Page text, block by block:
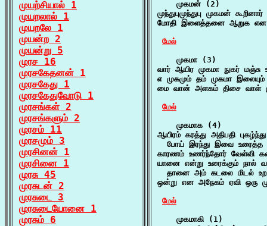
முயற்சியால் 1
முயறலால் 1
முயறலே 1
முயன்ற 2
முயன்று 5
முரச 16
முரசகேதனன் 1
முரசகேது 1
முரசகேதுவோடு 1
முரசங்கள் 2
முரசங்களும் 2
முரசம் 11
முரசமும் 3
முரசினன் 1
முரசினை 1
முரசு 45
முரசுடன் 2
முரசுடை 3
முரசுடையோனை 1
முரசும் 6
    முகமன் (2)
முந்துபுமுந்துபு முகமன்
மோதி இளைத்தனை ஆறுக என
மேல்
    முகமா (3)
வார் ஆயிர முகமா நுகர்
எ முகமும் தம் முகமா இலையும்
மை வான் அளகம் திசை வாள்
மேல்
    முகமாக (4)
ஆயிரம் கரத்து அதிபதி
போய் இரந்து இவை உரைத்த
காரணம் உணர்ந்தோர் வேள்வி
யானை என்று உரைக்கும் நால்
தானை அம் கடலை மிடல் உற
ஒன்று என அநேகம் ஏவி ஒரு
மேல்
    முகமாகி (1)